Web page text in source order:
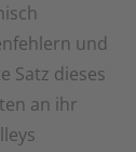
und
Satz dieses
an ihr